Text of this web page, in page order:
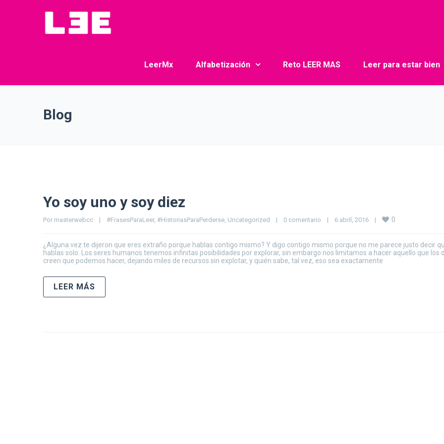
LeerMx Alfabetización Reto LEER MAS Leer para estar bien
Blog
Yo soy uno y soy diez
Por masterwebcc | #FrasesParaLeer, #HistoriasParaPerderse, Uncategorized | 0 comentario | 6 abril, 2016 | 0
¿Alguna vez te dijeron que eres extraño porque hablas contigo mismo? Y digo contigo mismo porque no me parece justo decir
hablas solo. Los seres humanos tenemos infinitas posibilidades por explorar, sin embargo nos limitamos a hacer aquello que los
creen que podemos hacer, dejando miles de recursos sin explotar, y quién sabe, tal vez, eso sea exactamente
LEER MÁS